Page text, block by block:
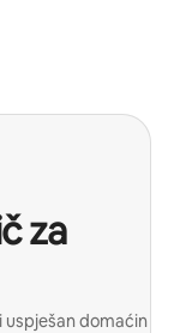
za
domaćin